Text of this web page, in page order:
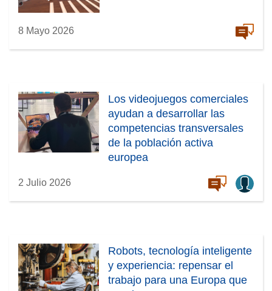
8 Mayo 2026
Los videojuegos comerciales
ayudan a desarrollar las
competencias transversales
de la población activa
europea
2 Julio 2026
Robots, tecnología inteligente
y experiencia: repensar el
trabajo para una Europa que